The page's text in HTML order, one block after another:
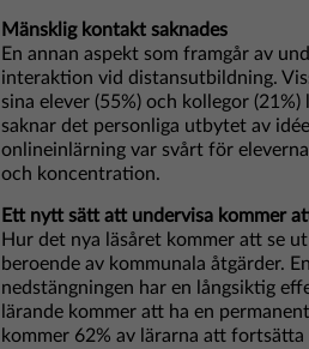
Mänsklig kontakt saknades
En annan aspekt som framgår av
interaktion vid distansutbildning.
sina elever (55%) och kollegor
saknar det personliga utbytet av
onlineinlärning var svårt för
och koncentration.
Ett nytt sätt att undervisa kommer
Hur det nya läsåret kommer att se
beroende av kommunala åtgärder.
nedstängningen har en långsiktig
lärande kommer att ha en
kommer 62% av lärarna att